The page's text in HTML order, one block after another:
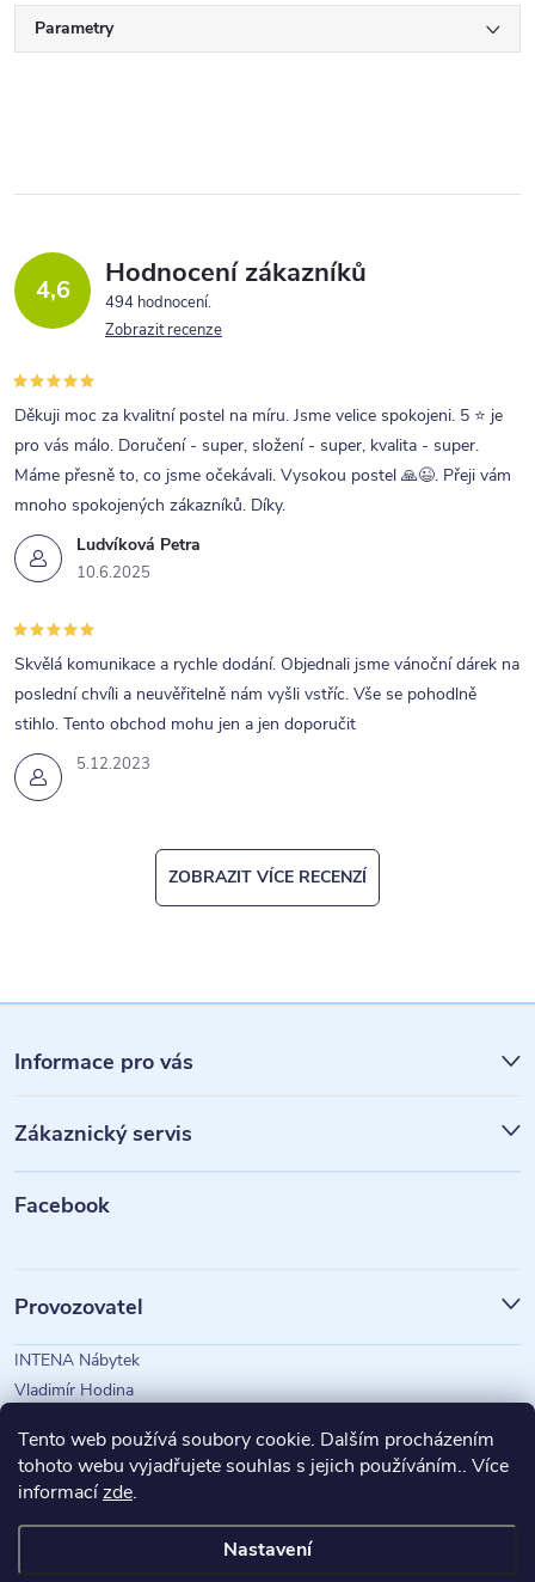
Tento web používá soubory cookie. Dalším procházením
tohoto webu vyjadřujete souhlas s jejich používáním.. Více
informacízde.
Nastavení
Parametry
4,6 Hodnocení zákazníků
494 hodnocení
Zobrazit recenze
Ludvíková Petra
10.6.2025
Děkuji moc za kvalitní postel na míru. Jsme velice spokojeni. 5 ⭐ je
pro vás málo. Doručení - super, složení - super, kvalita - super.
Máme přesně to, co jsme očekávali. Vysokou postel 🙏😉. Přeji vám
mnoho spokojených zákazníků. Díky.
5.12.2023
Skvělá komunikace a rychle dodání. Objednali jsme vánoční dárek na
poslední chvíli a neuvěřitelně nám vyšli vstříc. Vše se pohodlně
stihlo. Tento obchod mohu jen a jen doporučit
ZOBRAZIT VÍCE RECENZÍ
á
p
a
Informace pro vás
Zákaznický servis
Facebook
Provozovatel
INTENA Nábytek
Vladimír Hodina